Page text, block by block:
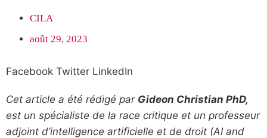
CILA
août 29, 2023
Facebook Twitter LinkedIn
Cet article a été rédigé par Gideon Christian PhD,
est un spécialiste de la race critique et un professeur
adjoint d’intelligence artificielle et de droit (AI and